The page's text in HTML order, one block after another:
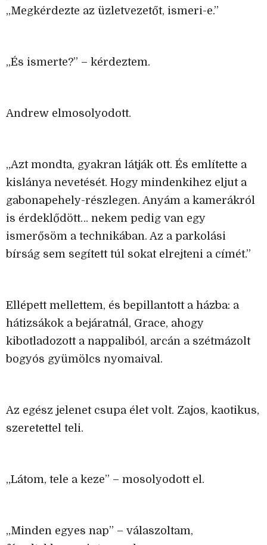
„Megkérdezte az üzletvezetőt, ismeri-e.”
„És ismerte?” – kérdeztem.
Andrew elmosolyodott.
„Azt mondta, gyakran látják ott. És említette a
kislánya nevetését. Hogy mindenkihez eljut a
gabonapehely-részlegen. Anyám a kamerákról
is érdeklődött… nekem pedig van egy
ismerősöm a technikában. Az a parkolási
bírság sem segített túl sokat elrejteni a címét.”
Ellépett mellettem, és bepillantott a házba: a
hátizsákok a bejáratnál, Grace, ahogy
kibotladozott a nappaliból, arcán a szétmázolt
bogyós gyümölcs nyomaival.
Az egész jelenet csupa élet volt. Zajos, kaotikus,
szeretettel teli.
„Látom, tele a keze” – mosolyodott el.
„Minden egyes nap” – válaszoltam,